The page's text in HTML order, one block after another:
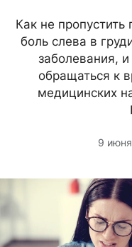
Как не
боль слева в
заболевания,
обращаться к
медицинских
9